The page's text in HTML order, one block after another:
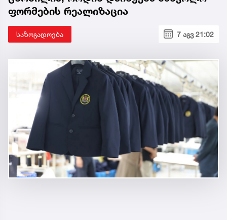
ფორმების რეალიზაცია
საზოგადოება 7 აგვ 21:02